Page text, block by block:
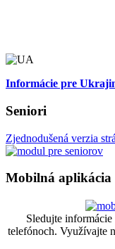
Informácie pre
Seniori
Zjednodušená verzia
Mobilná aplikácia
Sledujte
telefónoch. Využívajte